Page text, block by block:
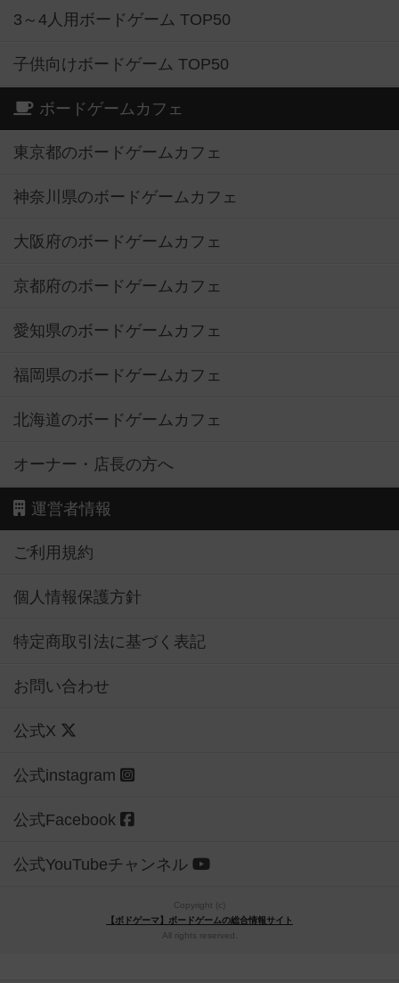
3～4人用ボードゲーム TOP50
子供向けボードゲーム TOP50
ボードゲームカフェ
東京都のボードゲームカフェ
神奈川県のボードゲームカフェ
大阪府のボードゲームカフェ
京都府のボードゲームカフェ
愛知県のボードゲームカフェ
福岡県のボードゲームカフェ
北海道のボードゲームカフェ
オーナー・店長の方へ
運営者情報
ご利用規約
個人情報保護方針
特定商取引法に基づく表記
お問い合わせ
公式X
公式instagram
公式Facebook
公式YouTubeチャンネル
Copyright (c)
【ボドゲーマ】ボードゲームの総合情報サイト
All rights reserved.